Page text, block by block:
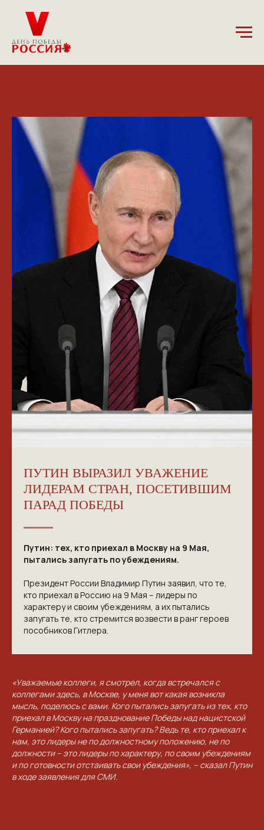
ПУТИН ВЫРАЗИЛ УВАЖЕНИЕ
ЛИДЕРАМ СТРАН, ПОСЕТИВШИМ
ПАРАД ПОБЕДЫ
Путин: тех, кто приехал в Москву на 9 Мая,
пытались запугать по убеждениям.
Президент России Владимир Путин заявил, что те,
кто приехал в Россию на 9 Мая – лидеры по
характеру и своим убеждениям, а их пытались
запугать те, кто стремится возвести в ранг героев
пособников Гитлера.
«Уважаемые коллеги, я смотрел, когда встречался с
коллегами здесь, в Москве, у меня вот какая возникла
мысль, поделюсь с вами. Кого пытались запугать из тех, кто
приехал в Москву на празднование Победы над нацистской
Германией? Кого пытались запугать? Ведь те, кто приехал к
нам, это лидеры не по должностному положению, не по
должности – это лидеры по характеру, по своим убеждениям
и по готовности отстаивать свои убеждения», – сказал Путин
в ходе заявления для СМИ.
КОНТАКТЫ
ПРИГЛАШАЕМ ВАС
ПРИНЯТЬ УЧАСТИЕ В
ПРОЕКТЕ
VICTORYDAY80.RU